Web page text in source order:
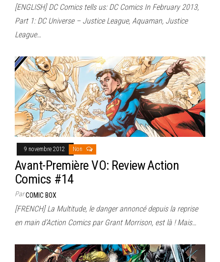
[ENGLISH] DC Comics tells us: DC Comics In February 2013,
Part 1: DC Universe – Justice League, Aquaman, Justice
League…
9 novembre 2012 Non
Avant-Première VO: Review Action
Comics #14
ParCOMIC BOX
[FRENCH] La Multitude, le danger annoncé depuis la reprise
en main d’Action Comics par Grant Morrison, est là ! Mais…